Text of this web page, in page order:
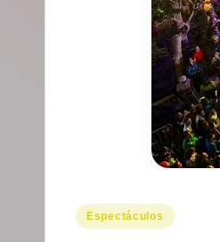
Publicado
Espectáculos